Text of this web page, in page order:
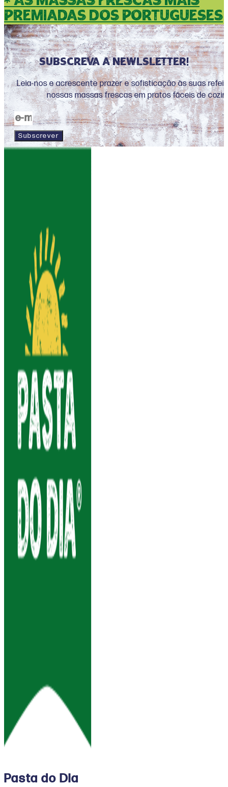
premiadas dos portugueses
Subscreva a newlsletter!
Leia-nos e acrescente prazer e sofisticação às suas
nossas massas frescas em pratos fáceis de
Subscrever
Pasta do Dia